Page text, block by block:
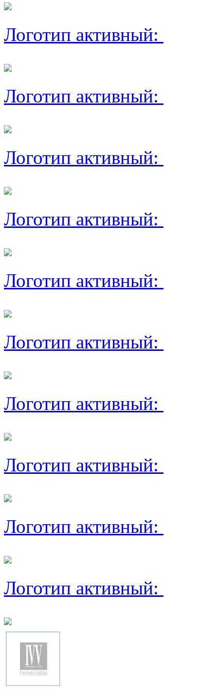
Логотип активный:
Логотип активный:
Логотип активный:
Логотип активный:
Логотип активный:
Логотип активный:
Логотип активный:
Логотип активный:
Логотип активный:
Логотип активный: